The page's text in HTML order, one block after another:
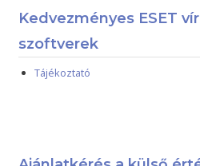
Kedvezményes ESET
szoftverek
Tájékoztató